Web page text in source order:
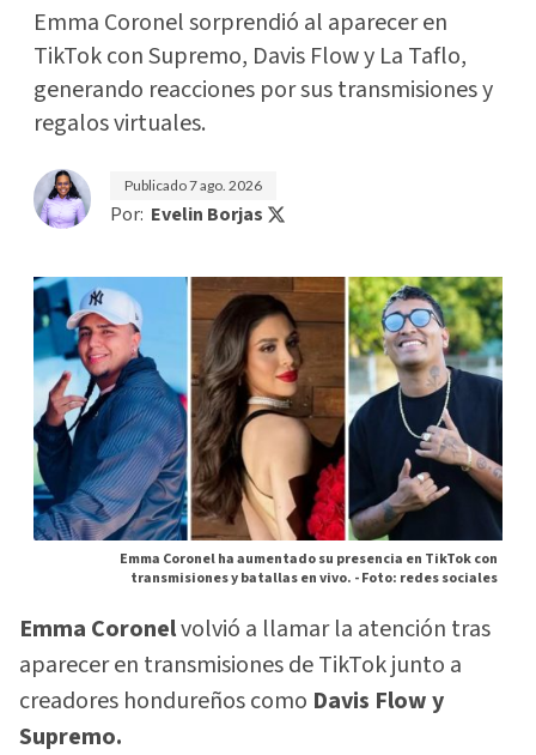
Emma Coronel sorprendió al aparecer en
TikTok con Supremo, Davis Flow y La Taflo,
generando reacciones por sus transmisiones y
regalos virtuales.
Publicado7 ago. 2026
Por: Evelin Borjas
Emma Coronel ha aumentado su presencia en TikTok con
transmisiones y batallas en vivo. -Foto: redes sociales
Emma Coronelvolvió a llamar la atención tras
aparecer en transmisiones de TikTok junto a
creadores hondureños como Davis Flow y
Supremo.